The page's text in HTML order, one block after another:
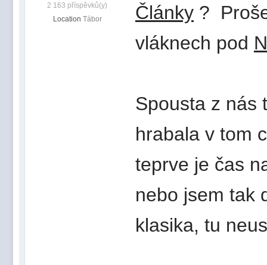
2 163 příspěvků(y)
Location Tábor
Články ?
vláknech pod
Spousta z nás
hrabala v tom
teprve je čas
nebo jsem tak
klasika, tu